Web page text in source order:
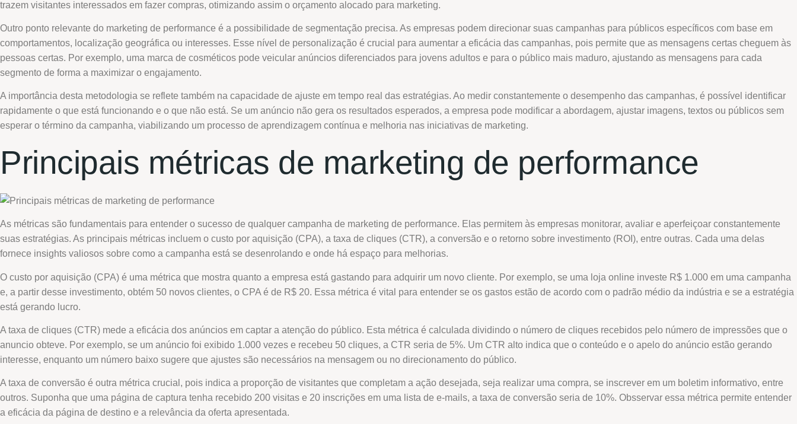
trazem visitantes interessados em fazer compras, otimizando assim o orçamento alocado para marketing.
Outro ponto relevante do marketing de performance é a possibilidade de segmentação precisa. As empresas podem direcionar suas campanhas para públicos específicos com base em
comportamentos, localização geográfica ou interesses. Esse nível de personalização é crucial para aumentar a eficácia das campanhas, pois permite que as mensagens certas cheguem às
pessoas certas. Por exemplo, uma marca de cosméticos pode veicular anúncios diferenciados para jovens adultos e para o público mais maduro, ajustando as mensagens para cada
segmento de forma a maximizar o engajamento.
A importância desta metodologia se reflete também na capacidade de ajuste em tempo real das estratégias. Ao medir constantemente o desempenho das campanhas, é possível identificar
rapidamente o que está funcionando e o que não está. Se um anúncio não gera os resultados esperados, a empresa pode modificar a abordagem, ajustar imagens, textos ou públicos sem
esperar o término da campanha, viabilizando um processo de aprendizagem contínua e melhoria nas iniciativas de marketing.
Principais métricas de marketing de performance
As métricas são fundamentais para entender o sucesso de qualquer campanha de marketing de performance. Elas permitem às empresas monitorar, avaliar e aperfeiçoar constantemente
suas estratégias. As principais métricas incluem o custo por aquisição (CPA), a taxa de cliques (CTR), a conversão e o retorno sobre investimento (ROI), entre outras. Cada uma delas
fornece insights valiosos sobre como a campanha está se desenrolando e onde há espaço para melhorias.
O custo por aquisição (CPA) é uma métrica que mostra quanto a empresa está gastando para adquirir um novo cliente. Por exemplo, se uma loja online investe R$ 1.000 em uma campanha
e, a partir desse investimento, obtém 50 novos clientes, o CPA é de R$ 20. Essa métrica é vital para entender se os gastos estão de acordo com o padrão médio da indústria e se a estratégia
está gerando lucro.
A taxa de cliques (CTR) mede a eficácia dos anúncios em captar a atenção do público. Esta métrica é calculada dividindo o número de cliques recebidos pelo número de impressões que o
anuncio obteve. Por exemplo, se um anúncio foi exibido 1.000 vezes e recebeu 50 cliques, a CTR seria de 5%. Um CTR alto indica que o conteúdo e o apelo do anúncio estão gerando
interesse, enquanto um número baixo sugere que ajustes são necessários na mensagem ou no direcionamento do público.
A taxa de conversão é outra métrica crucial, pois indica a proporção de visitantes que completam a ação desejada, seja realizar uma compra, se inscrever em um boletim informativo, entre
outros. Suponha que uma página de captura tenha recebido 200 visitas e 20 inscrições em uma lista de e-mails, a taxa de conversão seria de 10%. Obsservar essa métrica permite entender
a eficácia da página de destino e a relevância da oferta apresentada.